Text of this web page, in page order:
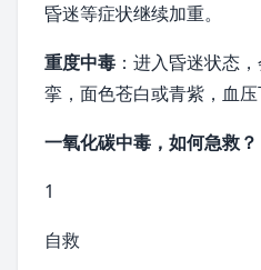
昏迷等症状继续加重。
重度中毒 ：进入昏迷状态
挛 ，面色苍白或青紫，血压
一氧化碳中毒，如何急救？
1
自救